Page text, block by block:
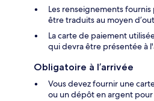
Les renseignements
être traduits au moyen
La carte de paiement
qui devra être présentée à
Obligatoire à l’arrivée
Vous devez fournir une
ou un dépôt en argent pour